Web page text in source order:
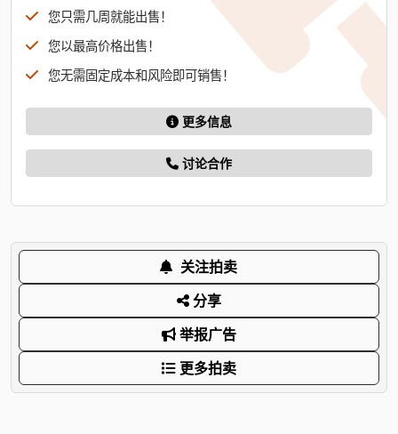
您只需几周就能出售！
您以最高价格出售！
您无需固定成本和风险即可销售！
更多信息
讨论合作
关注拍卖
分享
举报广告
更多拍卖